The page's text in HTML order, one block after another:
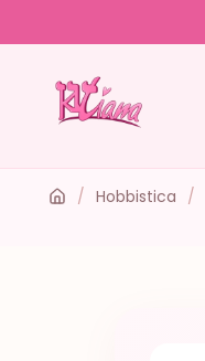
/ Hobbistica /